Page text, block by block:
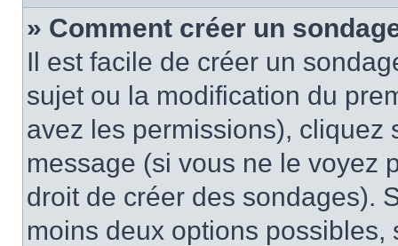
» Comment créer un
Il est facile de créer un
sujet ou la modification du
avez les permissions), cliquez
message (si vous ne le voyez
droit de créer des sondages).
moins deux options